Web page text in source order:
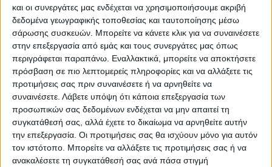
και οι συνεργάτες μας ενδέχεται να χρησιμοποιήσουμε ακριβή
δεδομένα γεωγραφικής τοποθεσίας και ταυτοποίησης μέσω
σάρωσης συσκευών. Μπορείτε να κάνετε κλικ για να συναινέσετε
στην επεξεργασία από εμάς και τους συνεργάτες μας όπως
περιγράφεται παραπάνω. Εναλλακτικά, μπορείτε να αποκτήσετε
πρόσβαση σε πιο λεπτομερείς πληροφορίες και να αλλάξετε τις
προτιμήσεις σας πριν συναινέσετε ή να αρνηθείτε να
συναινέσετε. Λάβετε υπόψη ότι κάποια επεξεργασία των
προσωπικών σας δεδομένων ενδέχεται να μην απαιτεί τη
συγκατάθεσή σας, αλλά έχετε το δικαίωμα να αρνηθείτε αυτήν
την επεξεργασία. Οι προτιμήσεις σας θα ισχύουν μόνο για αυτόν
τον ιστότοπο. Μπορείτε να αλλάξετε τις προτιμήσεις σας ή να
ανακαλέσετε τη συγκατάθεσή σας ανά πάσα στιγμή
Νόμπελ Ειρήνης.
Πηγή:cnn.gr
Τελευταίες Ειδήσεις Σήμερα
Ακολούθησε την εφημερίδα ΝΕΟΣ
ΑΓΩΝ στο Google News!
Όλες οι εξελίξεις στην περιοχή της
Καρδίτσας και ευρύτερα της Θεσσαλίας